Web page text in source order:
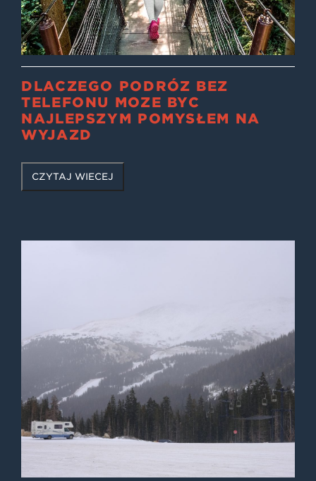
DLACZEGO PODRÓŻ BEZ
TELEFONU MOŻE BYĆ
NAJLEPSZYM POMYSŁEM NA
WYJAZD
CZYTAJ WIĘCEJ